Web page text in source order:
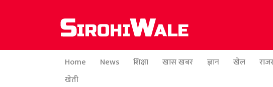
Home News शिक्षा खास खबर ज्ञान खेल
खेती